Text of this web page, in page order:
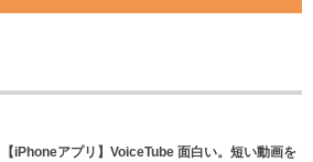
【iPhoneアプリ】VoiceTube 面白い。短い動画を